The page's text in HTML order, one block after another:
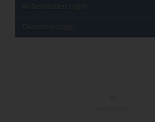
Außenstellen Login
Dozenten Login